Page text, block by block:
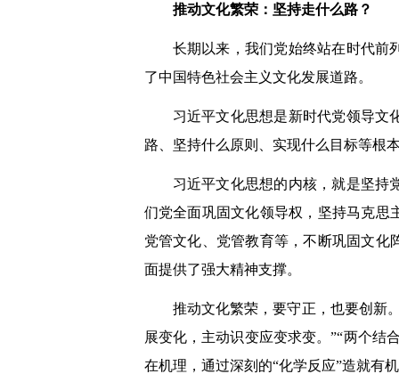
推动文化繁荣：坚持走什么路？
长期以来，我们党始终站在时代前
了中国特色社会主义文化发展道路。
习近平文化思想是新时代党领导文
路、坚持什么原则、实现什么目标等根
习近平文化思想的内核，就是坚持
们党全面巩固文化领导权，坚持马克思
党管文化、党管教育等，不断巩固文
面提供了强大精神支撑。
推动文化繁荣，要守正，也要创新
展变化，主动识变应变求变。”“两个结
在机理，通过深刻的“化学反应”造就有